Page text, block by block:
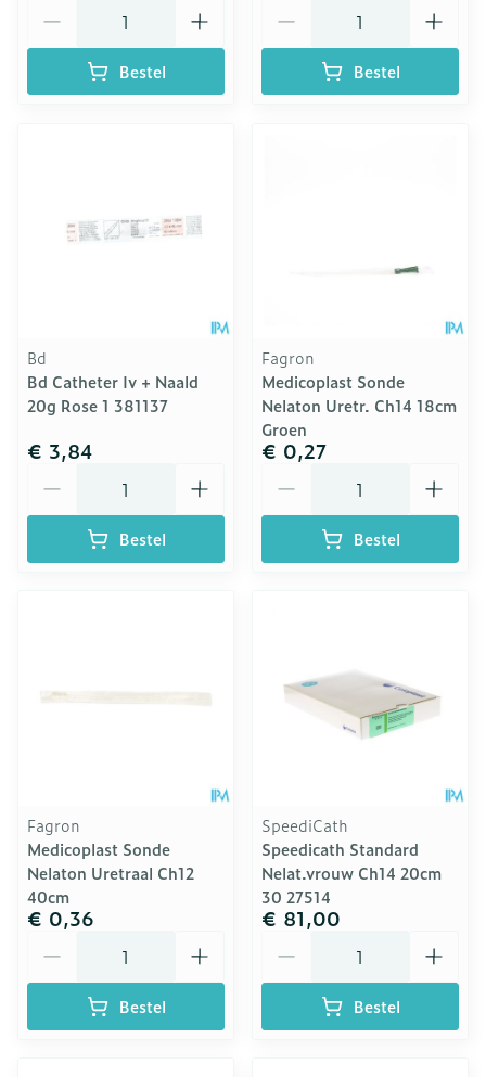
Bestel Bestel
Bd
Bd Catheter Iv + Naald
20g Rose 1 381137
€ 3,84
Bestel
Fagron
Medicoplast Sonde
Nelaton Uretr. Ch14 18cm
Groen
€ 0,27
Bestel
Fagron
Medicoplast Sonde
Nelaton Uretraal Ch12
40cm
€ 0,36
Bestel
SpeediCath
Speedicath Standard
Nelat.vrouw Ch14 20cm
30 27514
€ 81,00
Bestel